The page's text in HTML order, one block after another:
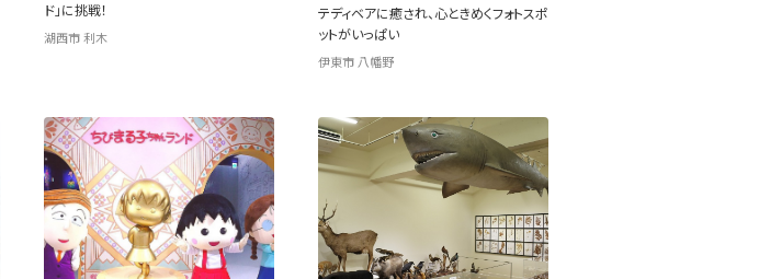
ド」に挑戦！
湖西市 利木
テディベアに癒され、心ときめくフォトスポ
ットがいっぱい
伊東市 八幡野